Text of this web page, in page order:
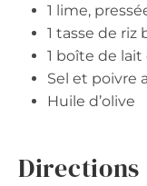
1 lime,
1 tasse de riz
1 boîte de lait
Sel et poivre
Huile d’olive
Directions